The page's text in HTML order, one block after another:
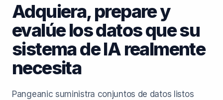
Adquiera, prepare y
evalúe los datos que su
sistema de IA realmente
necesita
Pangeanic suministra conjuntos de datos listos